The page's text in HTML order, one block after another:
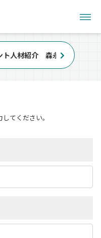
ト人材紹介 森永タクシー株
てください。